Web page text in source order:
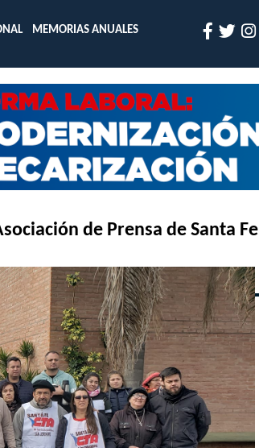
MEMORIAS ANUALES
de Prensa de Santa Fe